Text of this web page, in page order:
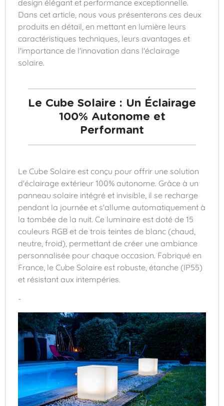
design élégant et performance exceptionnelle.
Dans cet article, nous vous présenterons ces deux
produits en détail, en mettant en lumière leurs
caractéristiques techniques, leurs avantages et
l'importance de l'innovation dans l'éclairage
solaire.
Le Cube Solaire : Un Éclairage
100% Autonome et
Performant
Le Cube Solaire est conçu pour offrir une solution
d'éclairage extérieur 100% autonome. Grâce à un
panneau solaire intégré et invisible, il se recharge
pendant la journée et s'allume automatiquement à
la tombée de la nuit. Ce luminaire est doté de 15
couleurs RGB et de trois teintes de blanc (chaud,
neutre, froid), permettant de créer une ambiance
personnalisée pour chaque occasion. Fabriqué en
France, le Cube Solaire est robuste, étanche (IP55)
et résistant aux intempéries.
-